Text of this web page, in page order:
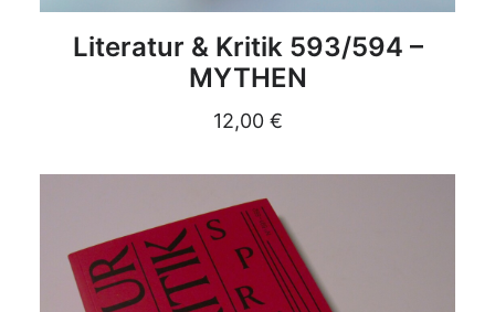
DETAILS
Literatur & Kritik 593/594 –
MYTHEN
12,00 €